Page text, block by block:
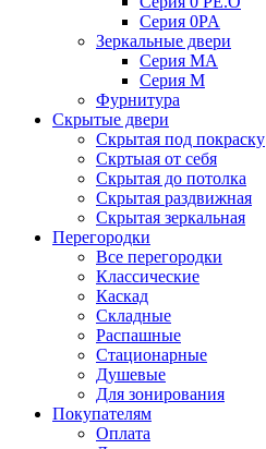
Серия 0PA
Зеркальные двери
Серия MA
Серия M
Фурнитура
Скрытые двери
Скрытая под покраску
Скртыая от себя
Скрытая до потолка
Скрытая раздвижная
Скрытая зеркальная
Перегородки
Все перегородки
Классические
Каскад
Складные
Распашные
Стационарные
Душевые
Для зонирования
Покупателям
Оплата